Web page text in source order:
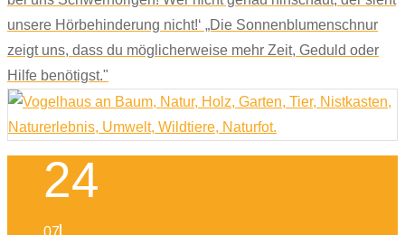
unsere Hörbehinderung nicht!‘ „Die Sonnenblumenschnur
zeigt uns, dass du möglicherweise mehr Zeit, Geduld oder
Hilfe benötigst."
24
07